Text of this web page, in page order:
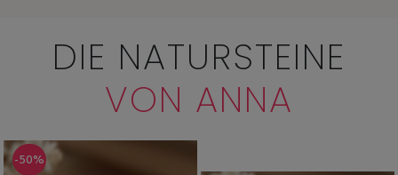
DIE NATURSTEINE
VON ANNA
-50%